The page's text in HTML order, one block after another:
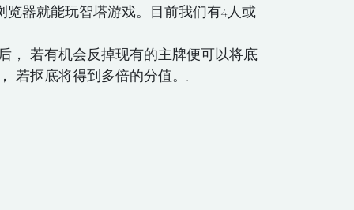
器就能玩智塔游戏。目前我们有4人或
， 若有机会反掉现有的主牌便可以将底
若抠底将得到多倍的分值。.